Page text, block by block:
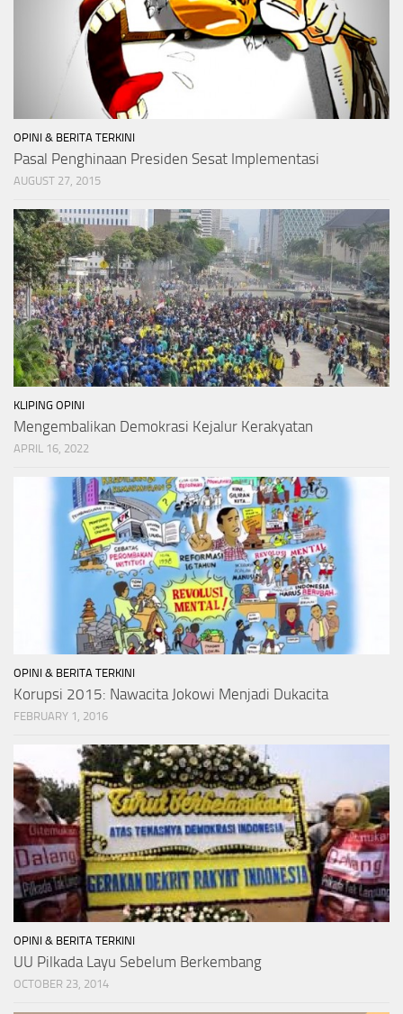
OPINI & BERITA TERKINI
Pasal Penghinaan Presiden Sesat Implementasi
AUGUST 27, 2015
KLIPING OPINI
Mengembalikan Demokrasi Kejalur Kerakyatan
APRIL 16, 2022
OPINI & BERITA TERKINI
Korupsi 2015: Nawacita Jokowi Menjadi Dukacita
FEBRUARY 1, 2016
OPINI & BERITA TERKINI
UU Pilkada Layu Sebelum Berkembang
OCTOBER 23, 2014